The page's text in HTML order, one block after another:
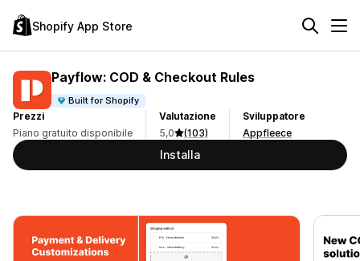
Shopify App Store
Payflow: COD & Checkout Rules
Built for Shopify
Prezzi
Piano gratuito disponibile
Valutazione
5,0
(103)
Sviluppatore
Appfleece
Installa